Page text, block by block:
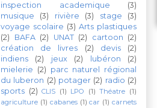
inspection academique
(3)
musique
(3) rivière (3) stage
(3)
voyage scolaire (3) Arts plastiques
(2)
BAFA (2) UNAT (2) cartoon (2)
création de livres
(2) devis
(2)
indiens
(2) jeux (2) lubéron
(2)
mielerie (2) parc naturel régional
du luberon (2) potager (2) radio (2)
sports (2) CLIS (1) LPO (1) Théatre (1)
agriculture (1) cabanes (1) car (1) carnets